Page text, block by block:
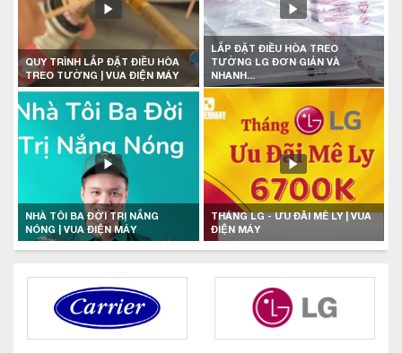
QUY TRÌNH LẮP ĐẶT ĐIỀU HÒA
TREO TƯỜNG | VUA ĐIỆN MÁY
LẮP ĐẶT ĐIỀU HÒA TREO
TƯỜNG LG ĐƠN GIẢN VÀ
NHANH...
NHÀ TÔI BA ĐỜI TRỊ NẮNG
NÓNG | VUA ĐIỆN MÁY
THÁNG LG - ƯU ĐÃI MÊ LY | VUA
ĐIỆN MÁY